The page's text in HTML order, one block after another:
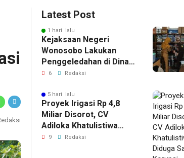
Latest Post
1 hari lalu
Kejaksaan Negeri
Wonosobo Lakukan
Penggeledahan di Dinas
Sosial untuk Dalami
Program PKH
6 Redaksi
5 hari lalu
Proyek Irigasi Rp 4,8
Miliar Disorot, CV
Adiloka Khatulistiwa
Diduga Sarat Korupsi
9 Redaksi